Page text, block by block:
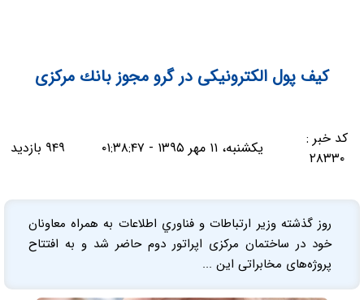
كيف پول الكترونيكی در گرو مجوز بانك مركزی
کد خبر :
۲۸۳۳۰
یکشنبه، ۱۱ مهر ۱۳۹۵ - ۰۱:۳۸:۴۷ ۹۴۹ بازدید
روز گذشته وزير ارتباطات و فناوري اطلاعات به همراه معاونان
خود در ساختمان مركزی اپراتور دوم حاضر شد و به افتتاح
پروژه‌های مخابراتی اين ...